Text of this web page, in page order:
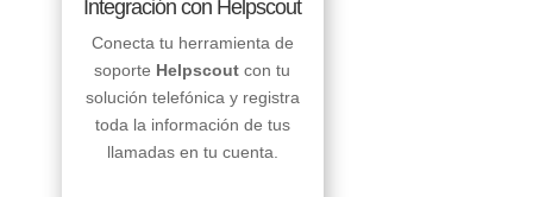
Integración con Helpscout
Conecta tu herramienta de
soporte Helpscout con tu
solución telefónica y registra
toda la información de tus
llamadas en tu cuenta.